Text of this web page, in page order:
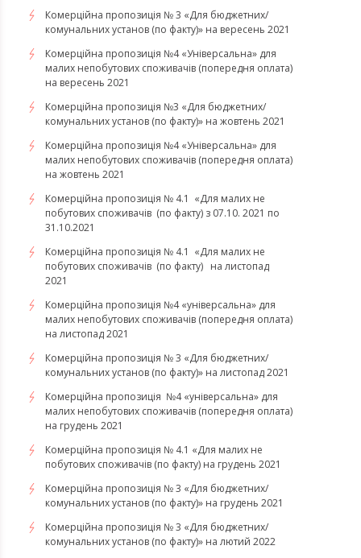
Комерційна пропозиція № 3 «Для бюджетних/
комунальних установ (по факту)» на вересень 2021
Комерційна пропозиція №4 «Універсальна» для
малих непобутових споживачів (попередня оплата)
на вересень 2021
Комерційна пропозиція №3 «Для бюджетних/
комунальних установ (по факту)» на жовтень 2021
Комерційна пропозиція №4 «Універсальна» для
малих непобутових споживачів (попередня оплата)
на жовтень 2021
Комерційна пропозиція № 4.1 «Для малих не
побутових споживачів (по факту) з 07.10. 2021 по
31.10.2021
​​​​​​​Комерційна пропозиція № 4.1 «Для малих не
побутових споживачів (по факту) на листопад
2021
Комерційна пропозиція №4 «універсальна» для
малих непобутових споживачів (попередня оплата)
на листопад 2021
Комерційна пропозиція № 3 «Для бюджетних/
комунальних установ (по факту)» на листопад 2021
Комерційна пропозиція №4 «універсальна» для
малих непобутових споживачів (попередня оплата)
на грудень 2021
Комерційна пропозиція № 4.1 «Для малих не
побутових споживачів (по факту) на грудень 2021
Комерційна пропозиція № 3 «Для бюджетних/
комунальних установ (по факту)» на грудень 2021
​​​​​​Комерційна пропозиція № 3 «Для бюджетних/
комунальних установ (по факту)» на лютий 2022